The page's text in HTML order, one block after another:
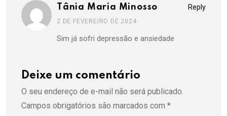
Reply
Tânia Maria Minosso
2 DE FEVEREIRO DE 2024
Sim já sofri depressão e ansiedade
Deixe um comentário
O seu endereço de e-mail não será publicado.
Campos obrigatórios são marcados com *